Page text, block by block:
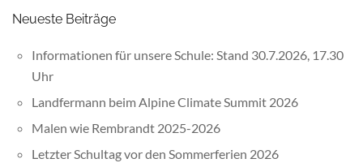
Neueste Beiträge
Informationen für unsere Schule: Stand 30.7.2026, 17.30
Uhr
Landfermann beim Alpine Climate Summit 2026
Malen wie Rembrandt 2025-2026
Letzter Schultag vor den Sommerferien 2026